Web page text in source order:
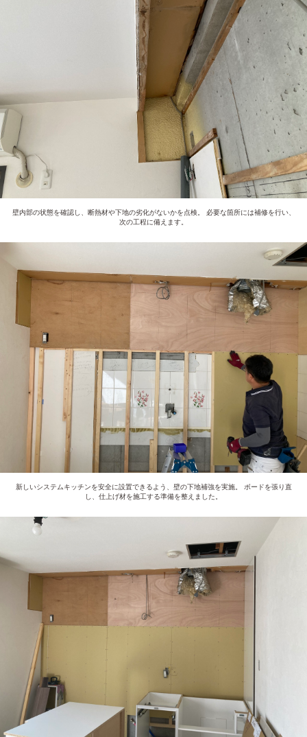
壁内部の状態を確認し、断熱材や下地の劣化がないかを点検。 必要な箇所には補修を行い、
次の工程に備えます。
新しいシステムキッチンを安全に設置できるよう、壁の下地補強を実施。 ボードを張り直
し、仕上げ材を施工する準備を整えました。